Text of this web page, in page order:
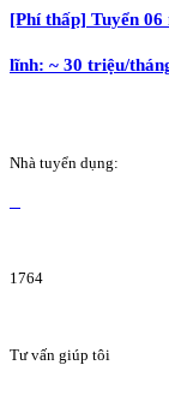
[Phí thấp] Tuyển
lĩnh: ~ 30 triệu/
Nhà tuyển dụng:
1764
Tư vấn giúp tôi